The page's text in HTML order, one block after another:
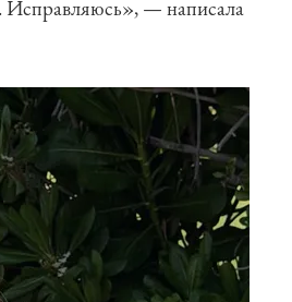
Исправляюсь», — написала